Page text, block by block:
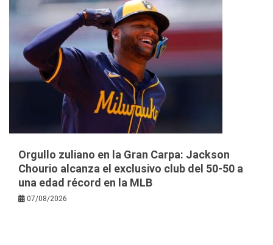
Orgullo zuliano en la Gran Carpa: Jackson
Chourio alcanza el exclusivo club del 50-50 a
una edad récord en la MLB
07/08/2026